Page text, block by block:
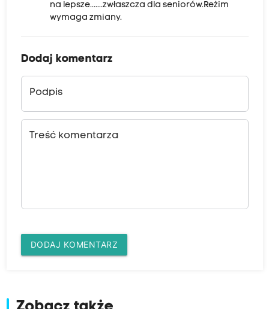
na lepsze.......zwłaszcza dla seniorów.Reżim
wymaga zmiany.
Dodaj komentarz
Podpis
Treść komentarza
DODAJ KOMENTARZ